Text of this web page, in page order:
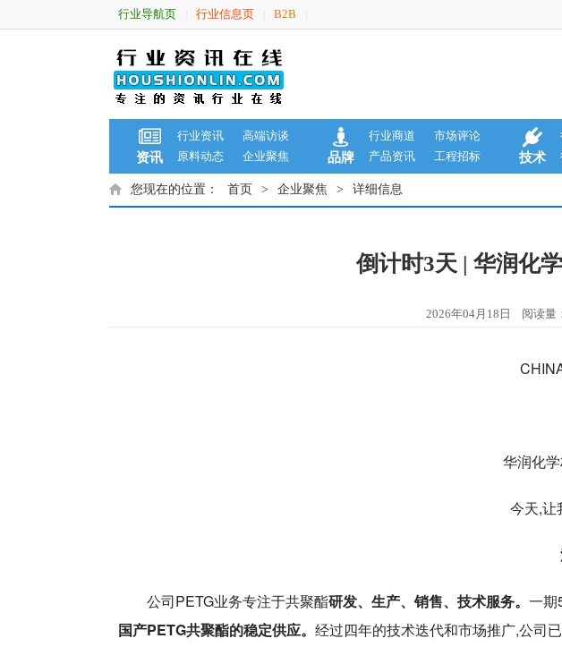
行业导航页 行业信息页 B2B
资讯
行业资讯
高端访谈
原料动态
企业聚焦 品牌
行业商道
市场评论
产品资讯
工程招标 技术
您现在的位置： 首页 > 企业聚焦 > 详细信息
倒计时3天 | 华润化
2026年04月18日 阅读
华润化
今天,让
公司PETG业务专注于共聚酯研发、生产、销售、技术服务。 一期
国产PETG共聚酯的稳定供应。 经过四年的技术迭代和市场推广,公司